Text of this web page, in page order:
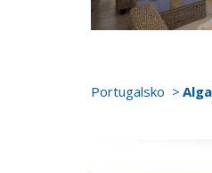
Portugalsko